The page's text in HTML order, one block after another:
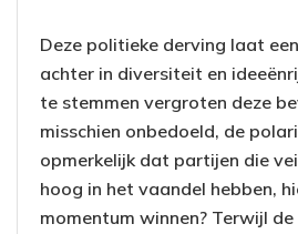
Deze politieke derving laat
achter in diversiteit en
te stemmen vergroten deze
misschien onbedoeld, de
opmerkelijk dat partijen die
hoog in het vaandel hebben,
momentum winnen? Terwijl